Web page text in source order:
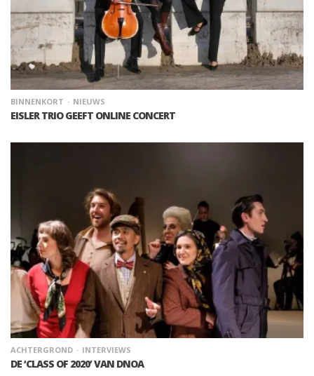
BINNENKORT NIEUWS
EISLER TRIO GEEFT ONLINE CONCERT
ACHTERGROND INTERVIEWS
DE ‘CLASS OF 2020’ VAN DNOA